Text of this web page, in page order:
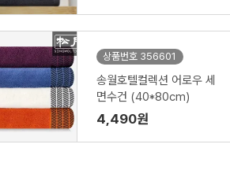
상품번호 356601
송월호텔컬렉션 어로우 세
면수건 (40*80cm)
4,490원